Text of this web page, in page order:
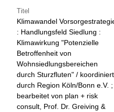
Titel
Klimawandel
: Handlungsfeld Siedlung :
Klimawirkung "Potenzielle
Betroffenheit von
Wohnsiedlungsbereichen
durch Sturzfluten" / koordiniert
durch Region Köln/Bonn e.V. ;
bearbeitet von plan + risk
consult, Prof. Dr. Greiving &